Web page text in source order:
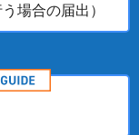
場合の届出）